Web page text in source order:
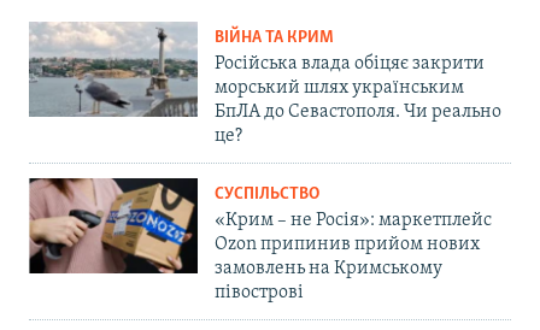
ВІЙНА ТА КРИМ
Російська влада обіцяє закрити
морський шлях українським
БпЛА до Севастополя. Чи реально
це?
СУСПІЛЬСТВО
«Крим – не Росія»: маркетплейс
Ozon припинив прийом нових
замовлень на Кримському
півострові